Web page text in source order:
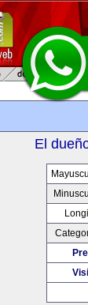
El